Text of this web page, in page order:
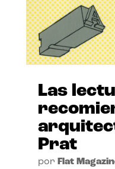
Las
Prat
por Flat